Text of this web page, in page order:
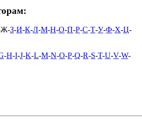
З-И-К-Л-М-Н-О-П-Р-С-Т-У-Ф-Х-Ц-
-H-I-J-K-L-M-N-O-P-Q-R-S-T-U-V-W-